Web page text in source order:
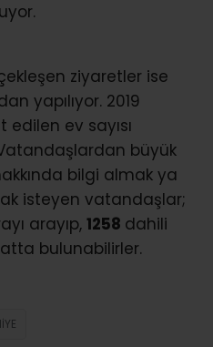
ziyaretler ise
yapılıyor. 2019
edilen ev sayısı
Vatandaşlardan büyük
bilgi almak ya
isteyen vatandaşlar;
arayıp, 1258 dahili
bulunabilirler.